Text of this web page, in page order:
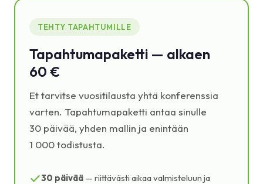
TEHTY TAPAHTUMILLE
Tapahtumapaketti — alkaen
60 €
Et tarvitse vuositilausta yhtä konferenssia
varten. Tapahtumapaketti antaa sinulle
30 päivää, yhden mallin ja enintään
1 000 todistusta.
30 päivää — riittävästi aikaa valmisteluun ja